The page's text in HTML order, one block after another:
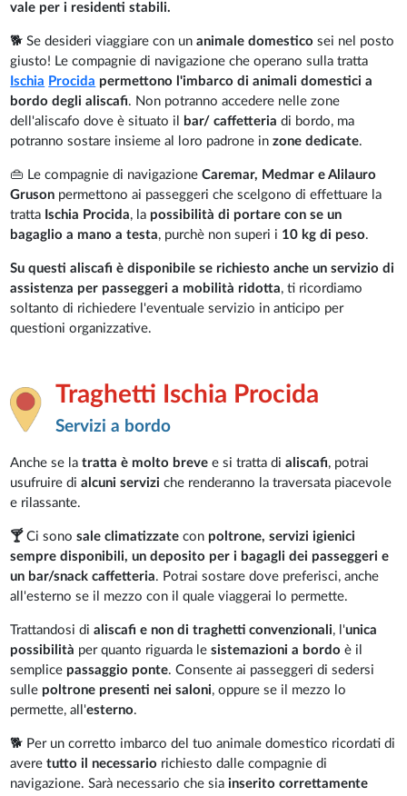
vale per i residenti stabili.
🐕 Se desideri viaggiare con unanimale domestico sei nel posto
giusto! Le compagnie di navigazione che operano sulla tratta
Ischia Procida permettono l'imbarco di animali domestici a
bordo degli aliscafi. Non potranno accedere nelle zone
dell'aliscafo dove è situato il
bar/ caffetteria di bordo, ma
potranno sostare insieme al loro padrone in zone dedicate.
👜 Le compagnie di navigazioneCaremar, Medmar e Alilauro
Gruson permettono ai passeggeri che scelgono di effettuare la
tratta Ischia Procida, la possibilità di portare con se un
bagaglio a mano a testa, purchè non superi i 10 kg di peso.
Su questi aliscafi è disponibile se richiesto anche un servizio di
assistenza per passeggeri a mobilità ridotta, ti ricordiamo
soltanto di richiedere l'eventuale servizio in anticipo per
questioni organizzative.
Traghetti Ischia Procida
Servizi a bordo
Anche se latratta è molto breve e si tratta dialiscafi, potrai
usufruire dialcuni servizi che renderanno la traversata piacevole
e rilassante.
🍸Ci sonosale climatizzate con poltrone, servizi igienici
sempre disponibili, un deposito per i bagagli dei passeggeri e
un bar/snack caffetteria. Potrai sostare dove preferisci, anche
all'esterno se il mezzo con il quale viaggerai lo permette.
Trattandosi dialiscafi e non di traghetti convenzionali, l'unica
possibilità per quanto riguarda lesistemazioni a bordo è il
semplice passaggio ponte. Consente ai passeggeri di sedersi
sulle poltrone presenti nei saloni, oppure se il mezzo lo
permette, all'esterno.
🐕 Per un corretto imbarco del tuo animale domestico ricordati di
averetutto il necessario richiesto dalle compagnie di
navigazione. Sarà necessario che siainserito correttamente